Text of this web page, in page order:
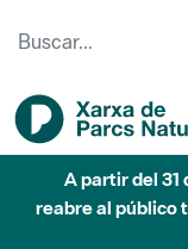
A partir del 31
reabre al público